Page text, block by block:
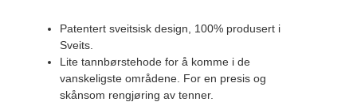
Patentert sveitsisk design, 100% produsert i
Sveits.
Lite tannbørstehode for å komme i de
vanskeligste områdene. For en presis og
skånsom rengjøring av tenner.